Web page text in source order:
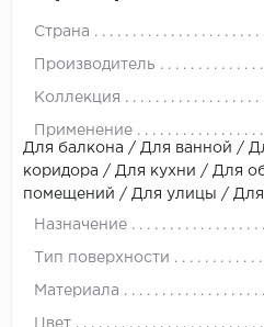
Страна
Производитель
Коллекция
Применение
Для балкона / Для ванной /
коридора / Для кухни / Для
помещений / Для улицы / Для
Назначение
Тип поверхности
Материала
Цвет